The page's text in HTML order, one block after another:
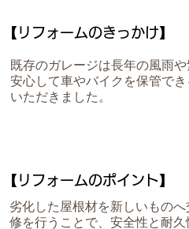
【リフォームのきっかけ】
既存のガレージは長年の風雨
安心して車やバイクを保管で
いただきました。
【リフォームのポイント】
劣化した屋根材を新しいもの
修を行うことで、安全性と耐